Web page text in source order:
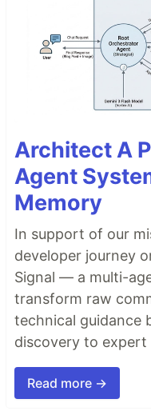
Architect A
Agent
Memory
In support of our
developer journey
Signal — a multi-
transform raw
technical guidance
discovery to expert
Read more →